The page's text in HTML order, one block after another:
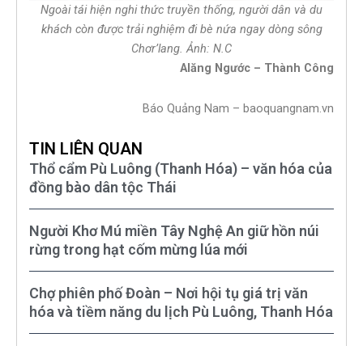
Ngoài tái hiện nghi thức truyền thống, người dân và du
khách còn được trải nghiệm đi bè nứa ngay dòng sông
Chơr’lang. Ảnh: N.C
Alăng Ngước – Thành Công
Báo Quảng Nam – baoquangnam.vn
TIN LIÊN QUAN
Thổ cẩm Pù Luông (Thanh Hóa) – văn hóa của
đồng bào dân tộc Thái
Người Khơ Mú miền Tây Nghệ An giữ hồn núi
rừng trong hạt cốm mừng lúa mới
Chợ phiên phố Đoàn – Nơi hội tụ giá trị văn
hóa và tiềm năng du lịch Pù Luông, Thanh Hóa